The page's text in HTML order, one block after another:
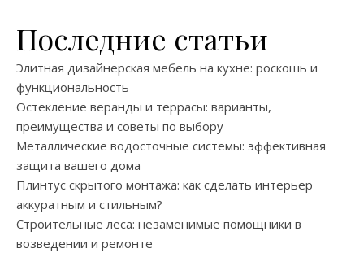
Последние статьи
Элитная дизайнерская мебель на кухне: роскошь и
функциональность
Остекление веранды и террасы: варианты,
преимущества и советы по выбору
Металлические водосточные системы: эффективная
защита вашего дома
Плинтус скрытого монтажа: как сделать интерьер
аккуратным и стильным?
Строительные леса: незаменимые помощники в
возведении и ремонте